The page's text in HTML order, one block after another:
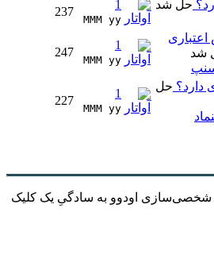
حل شد
1
MMM yy
237
شد
1
MMM yy
247
دارد؟ حل
1
MMM yy
227
شخصی‌سازی اودوو به سادگیِ یک کلیک